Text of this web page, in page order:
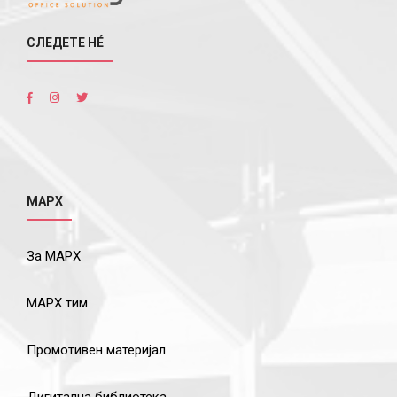
СЛЕДЕТЕ НÉ
МАРХ
За МАРХ
МАРХ тим
Промотивен материјал